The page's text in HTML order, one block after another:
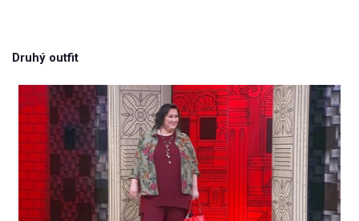
Druhý outfit